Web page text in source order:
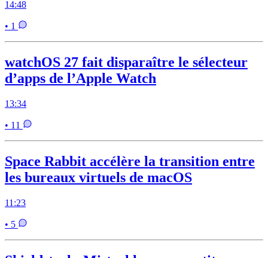
14:48
• 1
watchOS 27 fait disparaître le sélecteur
d’apps de l’Apple Watch
13:34
• 11
Space Rabbit accélère la transition entre
les bureaux virtuels de macOS
11:23
• 5